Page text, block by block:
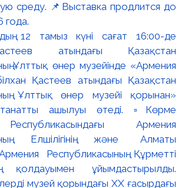
среду. 📌Выставка продлится до
года.